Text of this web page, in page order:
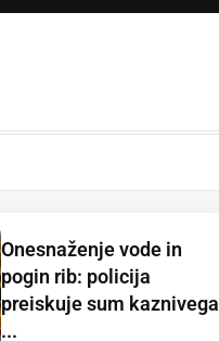
Onesnaženje vode in
pogin rib: policija
preiskuje sum kaznivega
...